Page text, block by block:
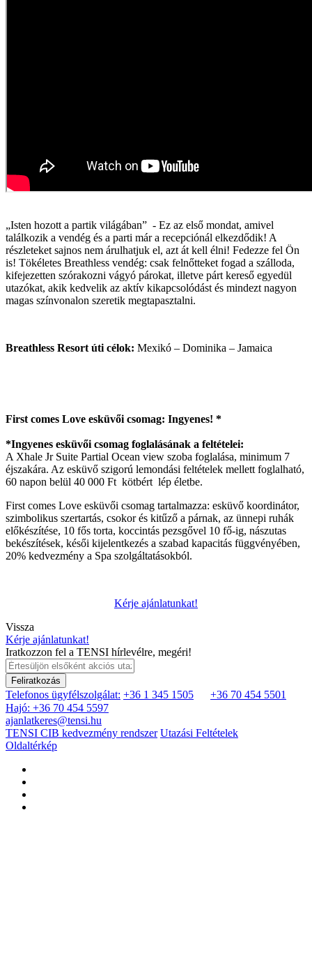
„Isten hozott a partik világában” - Ez az első mondat, amivel
találkozik a vendég és a parti már a recepciónál elkezdődik! A
részleteket sajnos nem árulhatjuk el, azt át kell élni! Fedezze fel Ön
is! Tökéletes Breathless vendég: csak felnőtteket fogad a szálloda,
kifejezetten szórakozni vágyó párokat, illetve párt kereső egyedül
utazókat, akik kedvelik az aktív kikapcsolódást és mindezt nagyon
magas színvonalon szeretik megtapasztalni.
Breathless Resort úti célok: Mexikó – Dominika – Jamaica
First comes Love esküvői csomag: Ingyenes! *
*Ingyenes esküvői csomag foglalásának a feltételei:
A Xhale Jr Suite Partial Ocean view szoba foglalása, minimum 7
éjszakára. Az esküvő szigorú lemondási feltételek mellett foglalható,
60 napon belül 40 000 Ft kötbért lép életbe.
First comes Love esküvői csomag tartalmazza: esküvő koordinátor,
szimbolikus szertartás, csokor és kitűző a párnak, az ünnepi ruhák
előkészítése, 10 fős torta, koccintás pezsgővel 10 fő-ig, nászutas
bekészítések, késői kijelentkezés a szabad kapacitás függvényében,
20% kedvezmény a Spa szolgáltatásokból.
Kérje ajánlatunkat!
Vissza
Kérje ajánlatunkat!
Iratkozzon fel a TENSI hírlevélre, megéri!
Feliratkozás
Telefonos ügyfélszolgálat: +36 1 345 1505
+36 70 454 5501
Hajó: +36 70 454 5597
ajanlatkeres@tensi.hu
TENSI CIB kedvezmény rendszer Utazási Feltételek
Oldaltérkép